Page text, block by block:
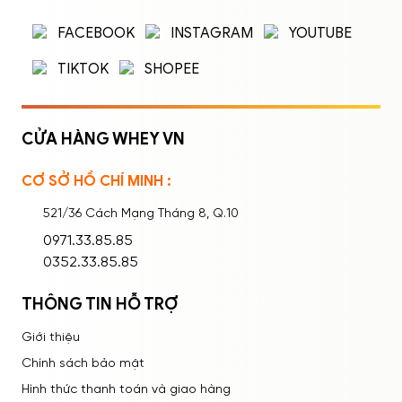
Nhập tên đăng nhập/email và mật khẩu để
Ghi nhớ mật khẩu
FACEBOOK INSTAGRAM
YOUTUBE
TIKTOK
SHOPEE
CỬA HÀNG WHEY VN
CƠ SỞ HỒ CHÍ MINH :
521/36 Cách Mạng Tháng 8, Q.10
0971.33.85.85
0352.33.85.85
THÔNG TIN HỖ TRỢ
Giới thiệu
Chính sách bảo mật
Hình thức thanh toán và giao hàng